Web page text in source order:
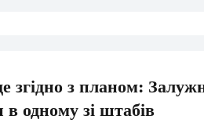
згідно з планом:
в одному зі штабів